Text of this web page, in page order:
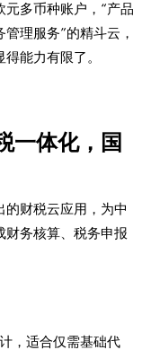
多币种账户，“产品
理服务”的精斗云，
能力有限了。
一体化，国
的财税云应用，为中
财务核算、税务申报
，适合仅需基础代